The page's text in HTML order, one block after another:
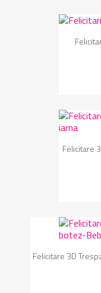
Felicitare
Felicitare 3D